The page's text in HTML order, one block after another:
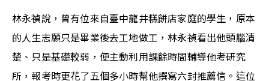
林永禎說，曾有位來自臺中龍井糕餅店家庭的學生，原本
的人生志願只是畢業後去工地做工，林永禎看出他頭腦清
楚、只是基礎較弱，便主動利用課餘時間輔導他考研究
所，報考時更花了五個多小時幫他撰寫六封推薦信。這位